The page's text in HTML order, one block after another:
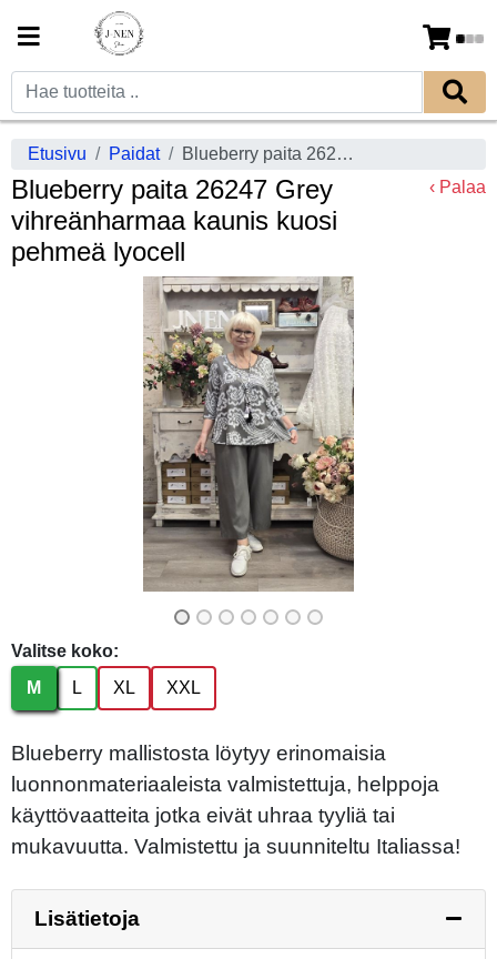
Etusivu Paidat Blueberry paita 26247 Grey vihreänharmaa kaunis kuosi pehmeä lyocell
Blueberry paita 26247 Grey
vihreänharmaa kaunis kuosi
pehmeä lyocell
‹ Palaa
Valitse koko:
M
L XL XXL
Blueberry mallistosta löytyy erinomaisia
luonnonmateriaaleista valmistettuja, helppoja
käyttövaatteita jotka eivät uhraa tyyliä tai
mukavuutta. Valmistettu ja suunniteltu Italiassa!
Lisätietoja